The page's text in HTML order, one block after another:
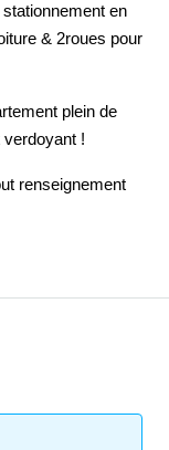
en
& 2roues pour
plein de
!
renseignement